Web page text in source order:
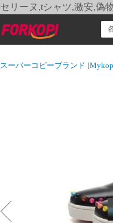
セリーヌ,tシャツ,激安,偽
スーパーコピーブランド